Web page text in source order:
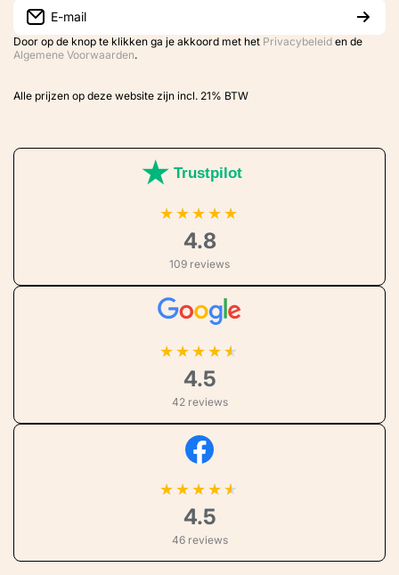
E-mail
Door op de knop te klikken ga je akkoord met het Privacybeleid en de
Algemene Voorwaarden.
Alle prijzen op deze website zijn incl. 21% BTW
Trustpilot
★★★★★
4.8
109 reviews
★★★★
4.5
42 reviews
★★★★
4.5
46 reviews